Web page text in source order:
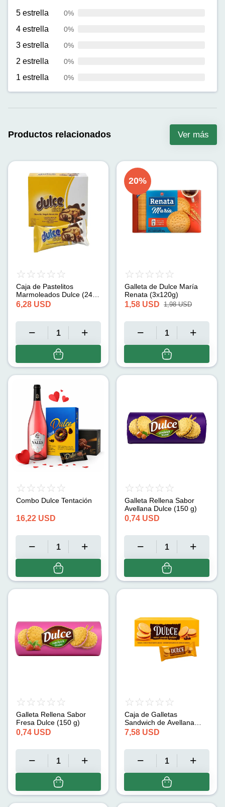
5 estrella 0%
4 estrella 0%
3 estrella 0%
2 estrella 0%
1 estrella 0%
Productos relacionados Ver más
Caja de Pastelitos
Marmoleados Dulce (24 x
30g)
6,28 USD
20%
Galleta de Dulce María
Renata (3x120g)
1,58 USD 1,98 USD
Combo Dulce Tentación
16,22 USD
Galleta Rellena Sabor
Avellana Dulce (150 g)
0,74 USD
Galleta Rellena Sabor
Fresa Dulce (150 g)
0,74 USD
Caja de Galletas
Sandwich de Avellana
Dulce (24 x 60 g)
7,58 USD